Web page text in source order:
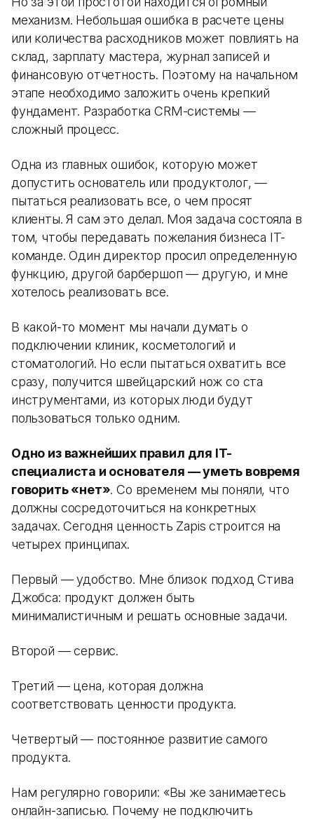
механизм. Небольшая ошибка в расчете цены
или количества расходников может повлиять на
склад, зарплату мастера, журнал записей и
финансовую отчетность. Поэтому на начальном
этапе необходимо заложить очень крепкий
фундамент. Разработка CRM-системы —
сложный процесс.
Одна из главных ошибок, которую может
допустить основатель или продуктолог, —
пытаться реализовать все, о чем просят
клиенты. Я сам это делал. Моя задача состояла в
том, чтобы передавать пожелания бизнеса IT-
команде. Один директор просил определенную
функцию, другой барбершоп — другую, и мне
хотелось реализовать все.
В какой-то момент мы начали думать о
подключении клиник, косметологий и
стоматологий. Но если пытаться охватить все
сразу, получится швейцарский нож со ста
инструментами, из которых люди будут
пользоваться только одним.
Одно из важнейших правил для IT-
специалиста и основателя — уметь вовремя
говорить «нет». Со временем мы поняли, что
должны сосредоточиться на конкретных
задачах. Сегодня ценность Zapis строится на
четырех принципах.
Первый — удобство. Мне близок подход Стива
Джобса: продукт должен быть
минималистичным и решать основные задачи.
Второй — сервис.
Третий — цена, которая должна
соответствовать ценности продукта.
Четвертый — постоянное развитие самого
продукта.
Нам регулярно говорили: «Вы же занимаетесь
онлайн-записью. Почему не подключить